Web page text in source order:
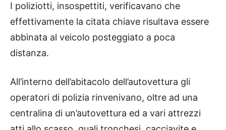
I poliziotti, insospettiti, verificavano che
effettivamente la citata chiave risultava essere
abbinata al veicolo posteggiato a poca
distanza.
All’interno dell’abitacolo dell’autovettura gli
operatori di polizia rinvenivano, oltre ad una
centralina di un’autovettura ed a vari attrezzi